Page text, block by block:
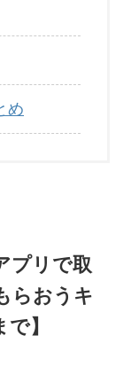
め
プリで取
らおうキ
】